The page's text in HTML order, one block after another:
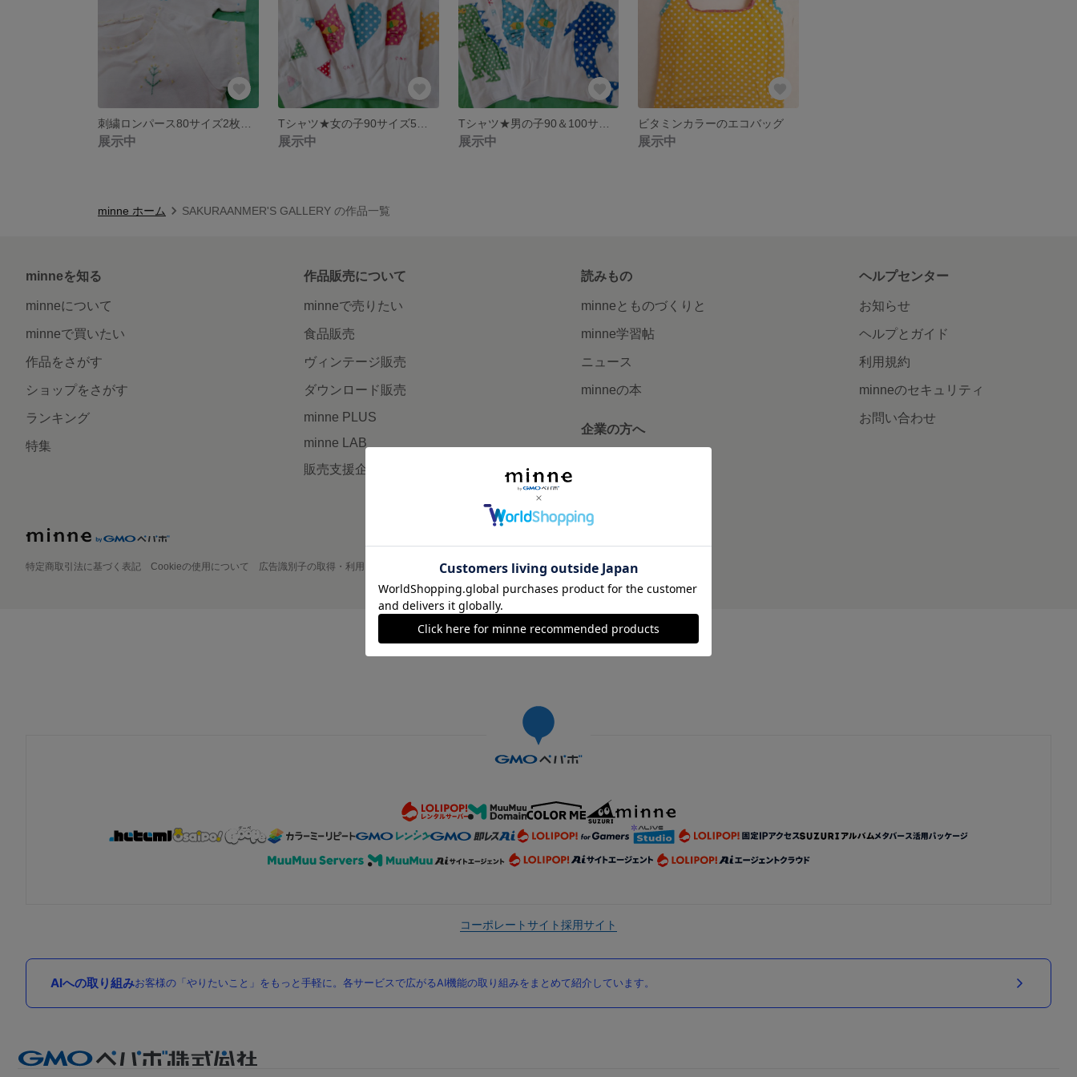
展示中 展示中 展示中
ビタミンカラーのエコバッグ
展示中
minne ホーム SAKURAANMER'S GALLERY の作品一覧
minneを知る
minneについて
minneで買いたい
作品をさがす
ショップをさがす
ランキング
特集
作品販売について
minneで売りたい
食品販売
ヴィンテージ販売
ダウンロード販売
minne PLUS
minne LAB
販売支援企画・イベント
読みもの
minneとものづくりと
minne学習帖
ニュース
minneの本
企業の方へ
ヘルプセンター
お知らせ
ヘルプとガイド
利用規約
minneのセキュリティ
お問い合わせ
特定商取引法に基づく表記 Cookieの使用について 広告識別子の取得・利用 プライバシーポリシー 会社概要 採用情報 メディアキット
©GMO Pepabo, Inc. All rights reserved.
コーポレートサイト採用サイト
AIへの取り組みお客様の「やりたいこと」をもっと手軽に。各サービスで広がるAI機能の取り組みをまとめて紹介しています。